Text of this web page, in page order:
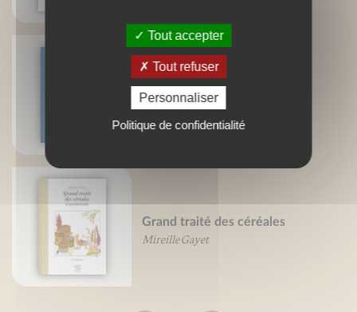
Petit traité du yaourt
Mireille Gayet
Grand traité des céréales
Mireille Gayet
Tout accepter
Tout refuser
Personnaliser
Politique de confidentialité